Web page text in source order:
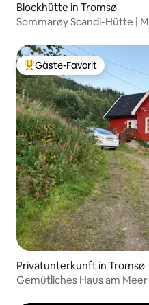
Blockhütte in Tromsø
Sommarøy Scandi-Hütte |
Beliebter Gäste-Favorit.
Gäste-Favorit
Privatunterkunft in Tromsø
Gemütliches Haus am